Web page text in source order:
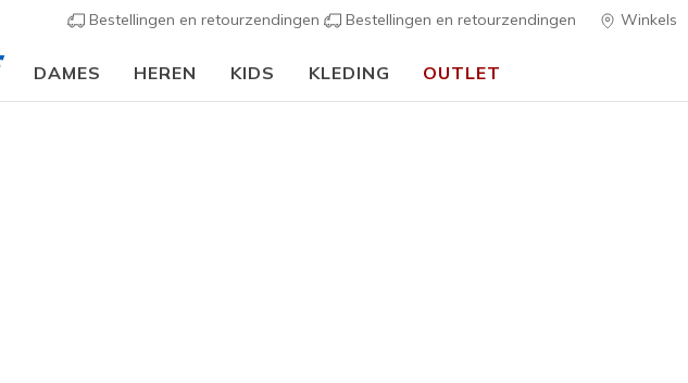
Bestellingen en retourzendingen Bestellingen en retourzendingen Winkels
DAMES HEREN KIDS KLEDING OUTLET